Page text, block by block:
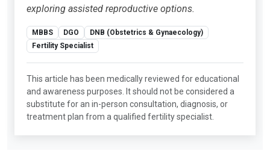
exploring assisted reproductive options.
MBBS DGO
DNB (Obstetrics & Gynaecology)
Fertility Specialist
This article has been medically reviewed for educational
and awareness purposes. It should not be considered a
substitute for an in-person consultation, diagnosis, or
treatment plan from a qualified fertility specialist.